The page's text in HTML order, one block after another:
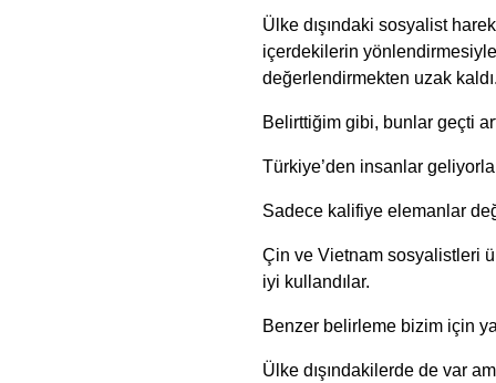
Ülke dışındaki sosyalist
içerdekilerin
değerlendirmekten uzak
Belirttiğim gibi, bunlar geçti
Türkiye’den insanlar
Sadece kalifiye elemanlar
Çin ve Vietnam sosyalistleri
iyi kullandılar.
Benzer belirleme bizim için
Ülke dışındakilerde de var